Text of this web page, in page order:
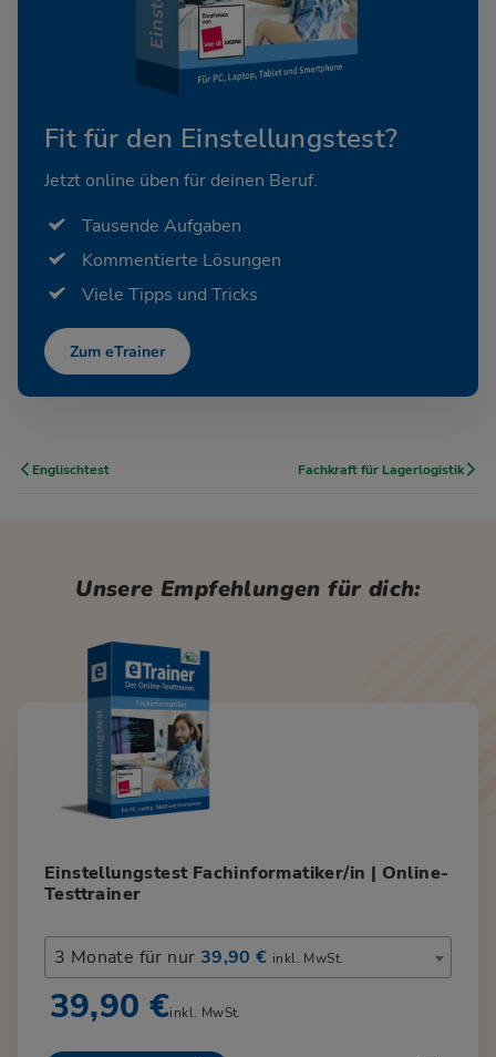
Fit für den Einstellungstest?
Jetzt online üben für deinen Beruf.
Tausende Aufgaben
Kommentierte Lösungen
Viele Tipps und Tricks
Zum eTrainer
Englischtest Fachkraft für Lagerlogistik
Unsere Empfehlungen für dich:
Einstellungstest Fachinformatiker/in | Online-
Testtrainer
3 Monate für nur 39,90 € inkl. MwSt.
39,90 €inkl. MwSt.